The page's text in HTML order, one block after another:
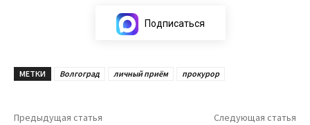
Подписаться
МЕТКИ Волгоград личный приём прокурор
Предыдущая статья Следующая статья